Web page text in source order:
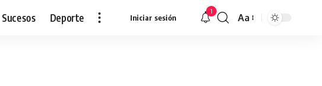
Sucesos Deporte Iniciar sesión
1
Redimensionar
Aa